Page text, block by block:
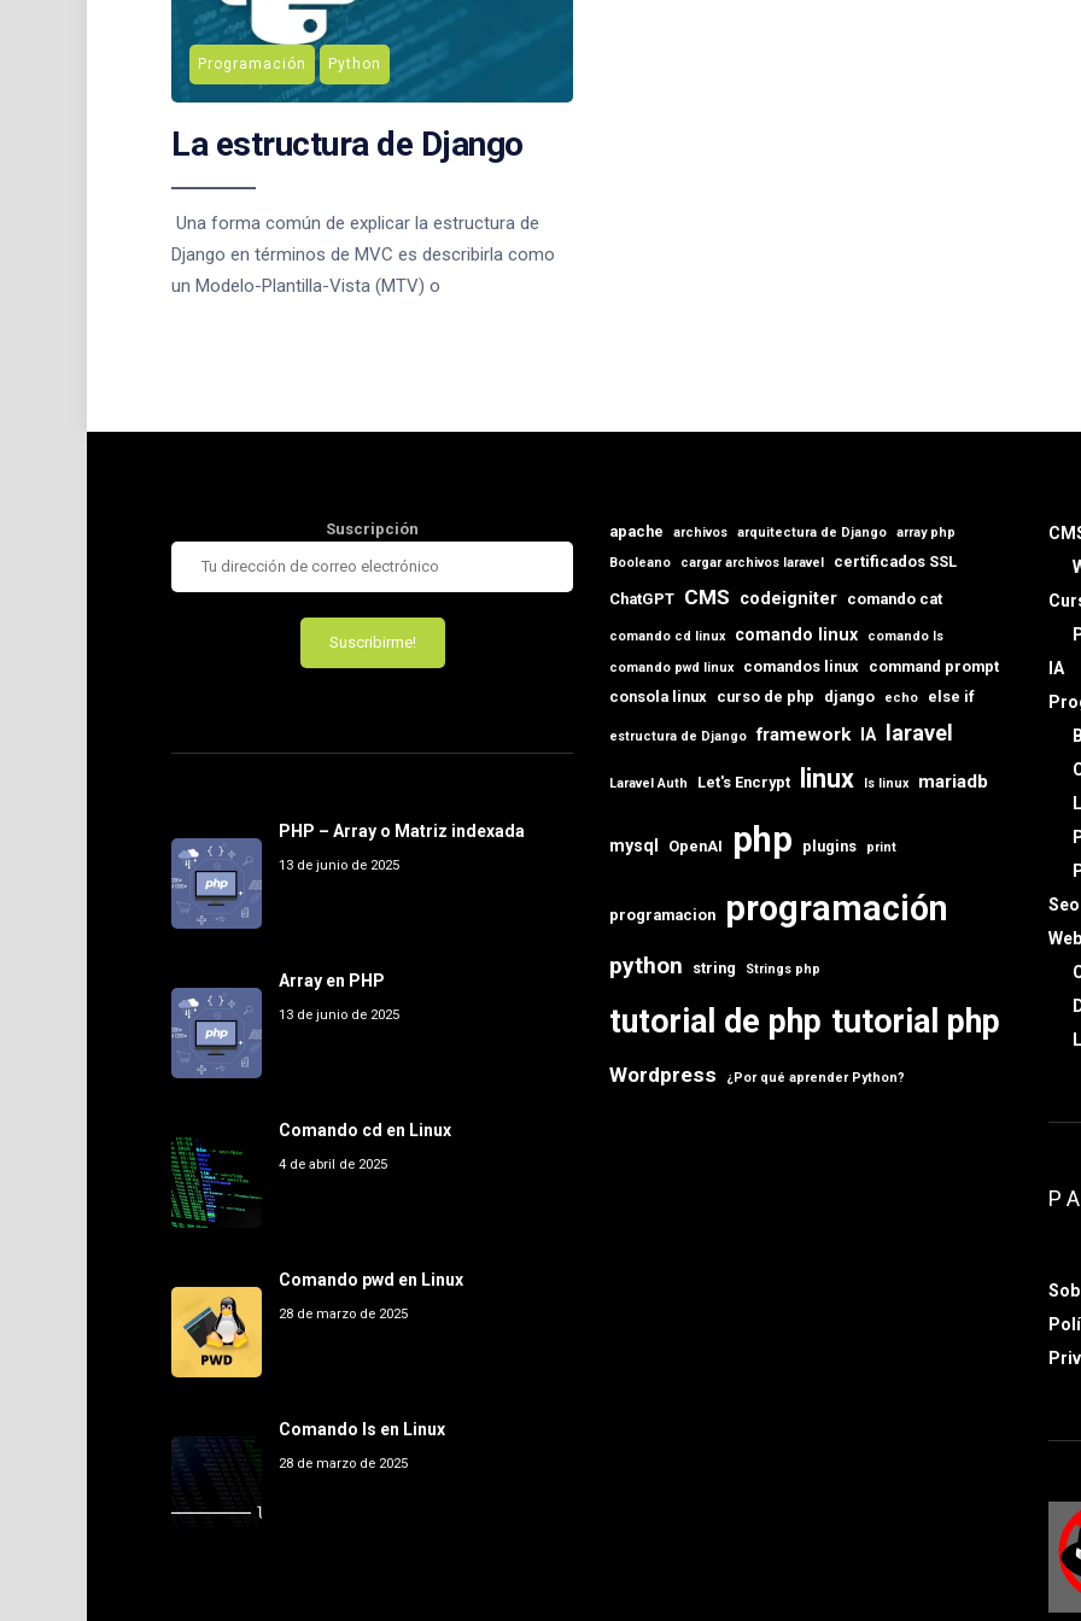
Programación Python
La estructura de Django
Una forma común de explicar la estructura de
Django en términos de MVC es describirla como
un Modelo-Plantilla-Vista (MTV) o
Suscripción
PHP – Array o Matriz indexada
13 de junio de 2025
Array en PHP
13 de junio de 2025
Comando cd en Linux
4 de abril de 2025
Comando pwd en Linux
28 de marzo de 2025
Comando ls en Linux
28 de marzo de 2025
apache archivos arquitectura de Django
array php
Booleano
cargar archivos laravel certificados SSL
ChatGPT CMS codeigniter comando cat
comando cd linux comando linux
comando ls
comando pwd linux
comandos linux command prompt
consola linux curso de php django echo else if
estructura de Django framework IA laravel
Laravel Auth Let's Encrypt linux ls linux mariadb
mysql OpenAI php plugins print
programacion programación
python string Strings php
tutorial de php tutorial php
Wordpress ¿Por qué aprender Python?
IA
Seo